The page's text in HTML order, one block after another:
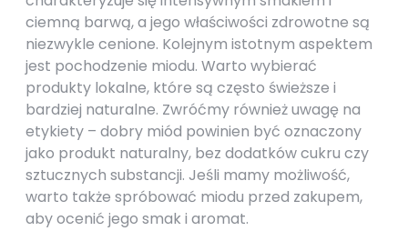
ciemną barwą, a jego właściwości zdrowotne są
niezwykle cenione. Kolejnym istotnym aspektem
jest pochodzenie miodu. Warto wybierać
produkty lokalne, które są często świeższe i
bardziej naturalne. Zwróćmy również uwagę na
etykiety – dobry miód powinien być oznaczony
jako produkt naturalny, bez dodatków cukru czy
sztucznych substancji. Jeśli mamy możliwość,
warto także spróbować miodu przed zakupem,
aby ocenić jego smak i aromat.